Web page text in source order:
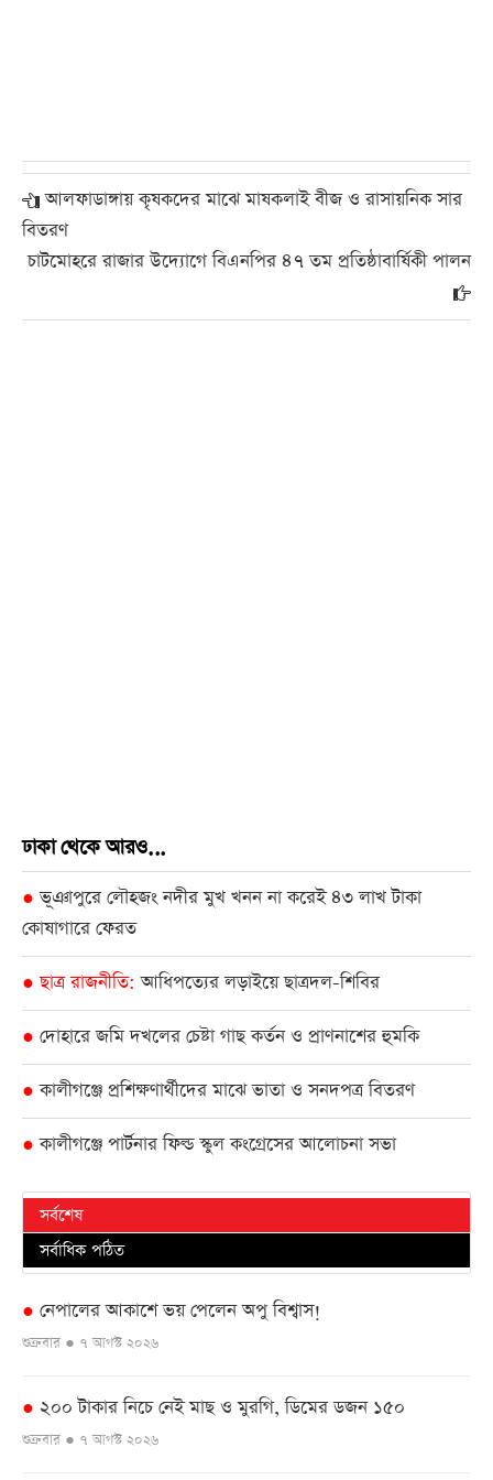
আলফাডাঙ্গায় কৃষকদের মাঝে মাষকলাই বীজ ও রাসায়নিক সার
বিতরণ
চাটমোহরে রাজার উদ্যোগে বিএনপির ৪৭ তম প্রতিষ্ঠাবার্ষিকী পালন
ঢাকা থেকে আরও...
● ভূঞাপুরে লৌহজং নদীর মুখ খনন না করেই ৪৩ লাখ টাকা
কোষাগারে ফেরত
● ছাত্র রাজনীতি আধিপত্যের লড়াইয়ে ছাত্রদল-শিবির
● দোহারে জমি দখলের চেষ্টা গাছ কর্তন ও প্রাণনাশের হুমকি
● কালীগঞ্জে প্রশিক্ষণার্থীদের মাঝে ভাতা ও সনদপত্র বিতরণ
● কালীগঞ্জে পার্টনার ফিল্ড স্কুল কংগ্রেসের আলোচনা সভা
সর্বশেষ
সর্বাধিক পঠিত
● নেপালের আকাশে ভয় পেলেন অপু বিশ্বাস!
শুক্রবার ● ৭ আগস্ট ২০২৬
● ২০০ টাকার নিচে নেই মাছ ও মুরগি, ডিমের ডজন ১৫০
শুক্রবার ● ৭ আগস্ট ২০২৬